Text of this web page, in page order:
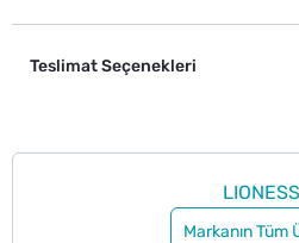
Teslimat Seçenekleri
Markanın Tüm